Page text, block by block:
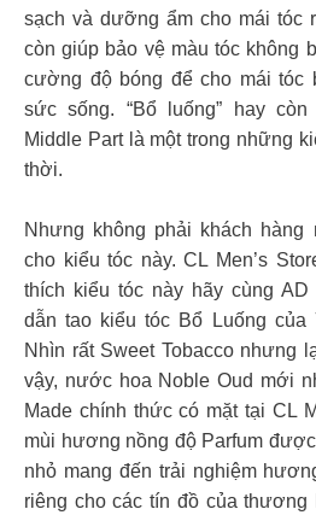
sạch và dưỡng ẩm cho mái tóc
còn giúp bảo vệ màu tóc không
cường độ bóng để cho mái tóc
sức sống. “Bổ luống” hay
Middle Part là một trong những
thời.
Nhưng không phải khách hàng
cho kiểu tóc này. CL Men’s
thích kiểu tóc này hãy cùng
dẫn tao kiểu tóc Bổ Luống của
Nhìn rất Sweet Tobacco nhưng
vậy, nước hoa Noble Oud mới
Made chính thức có mặt tại CL
mùi hương nồng độ Parfum
nhỏ mang đến trải nghiệm
riêng cho các tín đồ của thương